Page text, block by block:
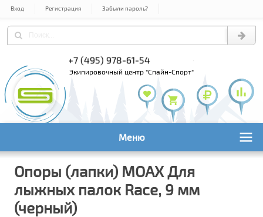
Вход Регистрация Забыли пароль?
+7 (495) 978-61-54
экипировочный центр "Спайн-Спорт"
Меню
Опоры (лапки) MOAX Для
лыжных палок Race, 9 мм
(черный)